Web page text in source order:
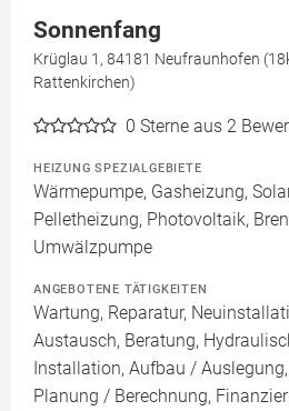
Sonnenfang
Krüglau 1, 84181 Neufraunhofen
Rattenkirchen)
0 Sterne aus 2
HEIZUNG SPEZIALGEBIETE
Wärmepumpe, Gasheizung,
Pelletheizung, Photovoltaik,
Umwälzpumpe
ANGEBOTENE TÄTIGKEITEN
Wartung, Reparatur,
Austausch, Beratung,
Installation, Aufbau /
Planung / Berechnung,